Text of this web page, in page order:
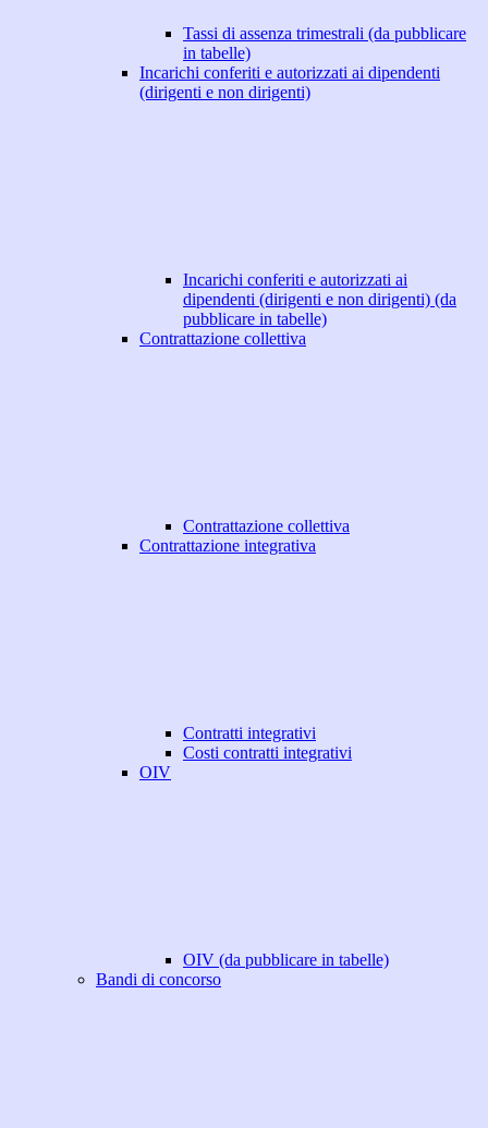
Tassi di assenza trimestrali (da pubblicare
in tabelle)
Incarichi conferiti e autorizzati ai dipendenti
(dirigenti e non dirigenti)
Incarichi conferiti e autorizzati ai
dipendenti (dirigenti e non dirigenti) (da
pubblicare in tabelle)
Contrattazione collettiva
Contrattazione collettiva
Contrattazione integrativa
Contratti integrativi
Costi contratti integrativi
OIV
OIV (da pubblicare in tabelle)
Bandi di concorso